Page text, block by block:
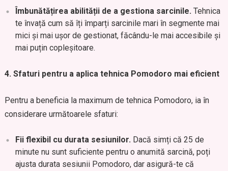
Îmbunătățirea abilității de a gestiona sarcinile. Tehnica
te învață cum să îți împarți sarcinile mari în segmente mai
mici și mai ușor de gestionat, făcându-le mai accesibile și
mai puțin copleșitoare.
4. Sfaturi pentru a aplica tehnica Pomodoro mai eficient
Pentru a beneficia la maximum de tehnica Pomodoro, ia în
considerare următoarele sfaturi:
Fii flexibil cu durata sesiunilor. Dacă simți că 25 de
minute nu sunt suficiente pentru o anumită sarcină, poți
ajusta durata sesiunii Pomodoro, dar asigură-te că